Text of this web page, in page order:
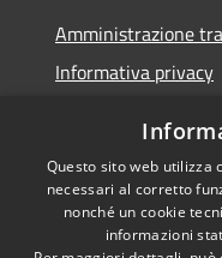
Amministrazione
Informativa privacy
Dichiarazione di
Questo sito web utilizza
necessari al corretto
nonché un cookie
informazioni